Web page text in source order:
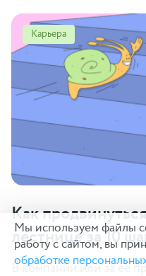
Карьера
Как
лестнице за 10
В компании или за ее
Мы используем файлы
работу с сайтом, вы
обработке